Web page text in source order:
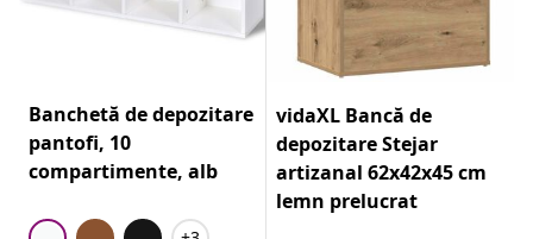
Banchetă de depozitare
pantofi, 10
compartimente, alb
vidaXL Bancă de
depozitare Stejar
artizanal 62x42x45 cm
lemn prelucrat